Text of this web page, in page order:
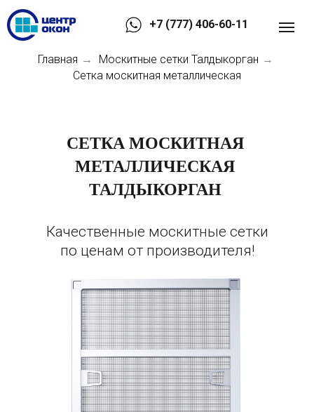
+7 (777) 406-60-11
Главная → Москитные сетки Талдыкорган →
Сетка москитная металлическая
Качественные москитные сетки
по ценам от производителя!
СЕТКА МОСКИТНАЯ
МЕТАЛЛИЧЕСКАЯ
ТАЛДЫКОРГАН